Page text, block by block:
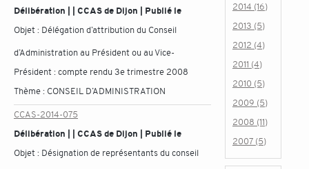
Délibération | | CCAS de Dijon | Publié le
Objet : Délégation d’attribution du Conseil
d’Administration au Président ou au Vice-
Président : compte rendu 3e trimestre 2008
Thème : CONSEIL D’ADMINISTRATION
CCAS-2014-075
Délibération | | CCAS de Dijon | Publié le
Objet : Désignation de représentants du conseil
2014 (16)
2013 (5)
2012 (4)
2011 (4)
2010 (5)
2009 (5)
2008 (11)
2007 (5)